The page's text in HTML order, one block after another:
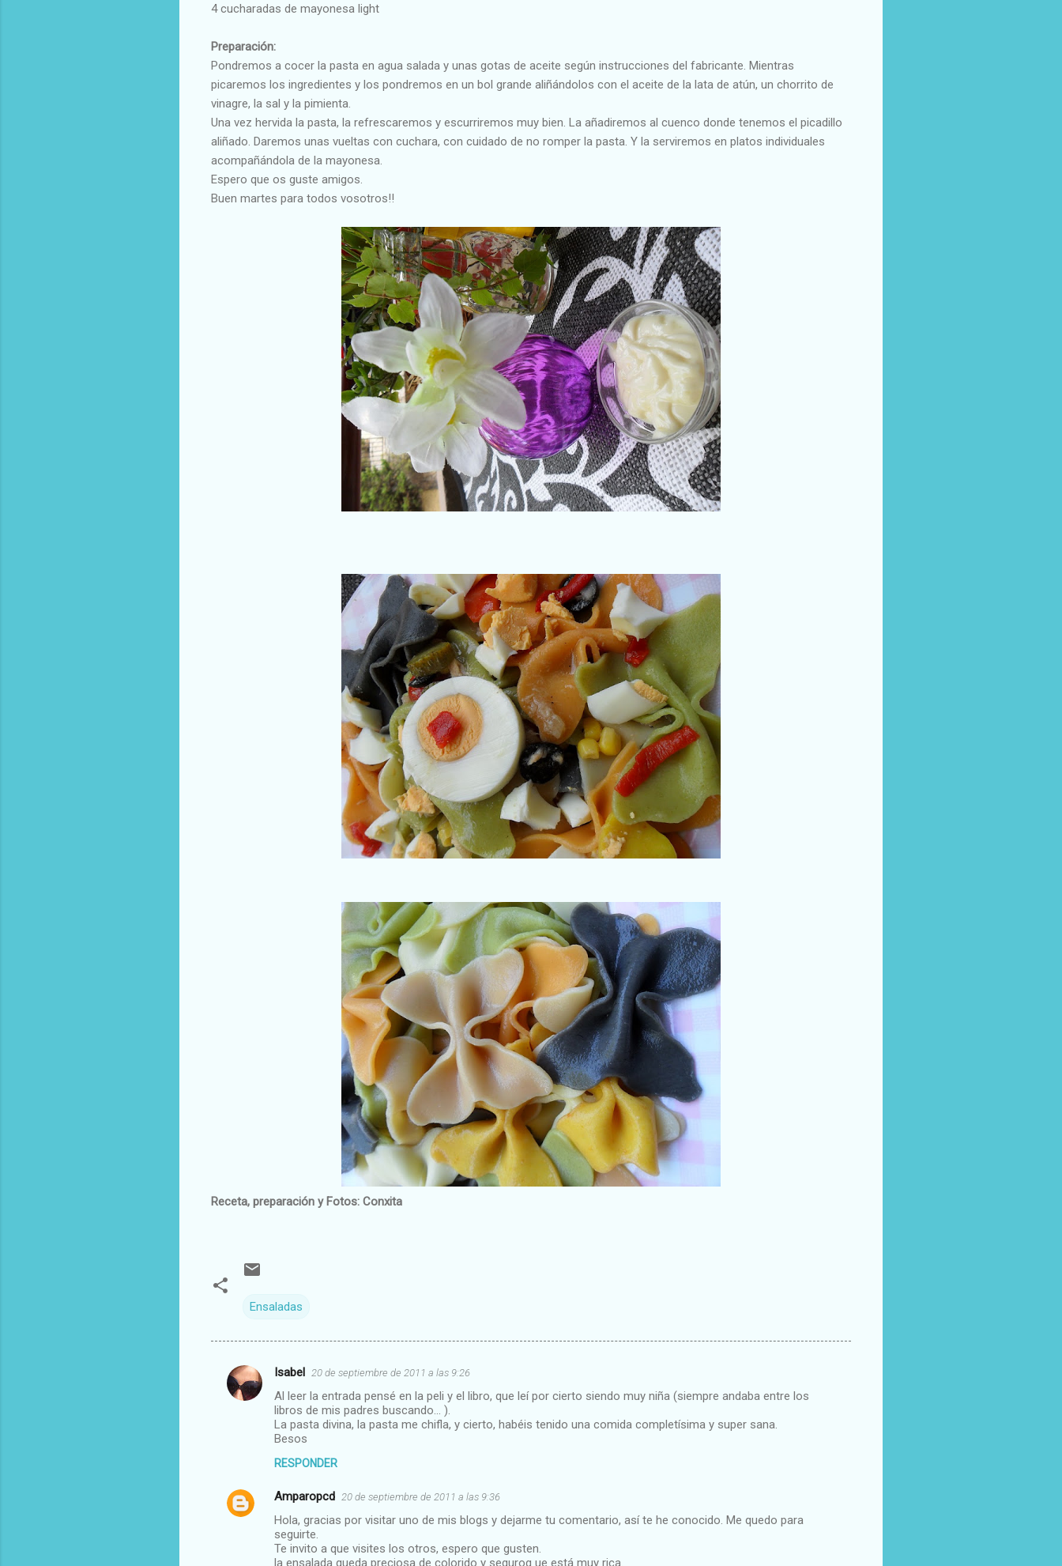
4 cucharadas de mayonesa light
Preparación:
Pondremos a cocer la pasta en agua salada y unas gotas de aceite según instrucciones del fabricante. Mientras
picaremos los ingredientes y los pondremos en un bol grande aliñándolos con el aceite de la lata de atún, un chorrito de
vinagre, la sal y la pimienta.
Una vez hervida la pasta, la refrescaremos y escurriremos muy bien. La añadiremos al cuenco donde tenemos el picadillo
aliñado. Daremos unas vueltas con cuchara, con cuidado de no romper la pasta. Y la serviremos en platos individuales
acompañándola de la mayonesa.
Espero que os guste amigos.
Buen martes para todos vosotros!!
Receta, preparación y Fotos: Conxita
Ensaladas
C
t
a
Isabel 20 de septiembre de 2011 a las 9:26
Al leer la entrada pensé en la peli y el libro, que leí por cierto siendo muy niña (siempre andaba entre los
libros de mis padres buscando... ).
La pasta divina, la pasta me chifla, y cierto, habéis tenido una comida completísima y super sana.
Besos
RESPONDER
Amparopcd 20 de septiembre de 2011 a las 9:36
Hola, gracias por visitar uno de mis blogs y dejarme tu comentario, así te he conocido. Me quedo para
seguirte.
Te invito a que visites los otros, espero que gusten.
la ensalada queda preciosa de colorido y seguroq ue está muy rica.